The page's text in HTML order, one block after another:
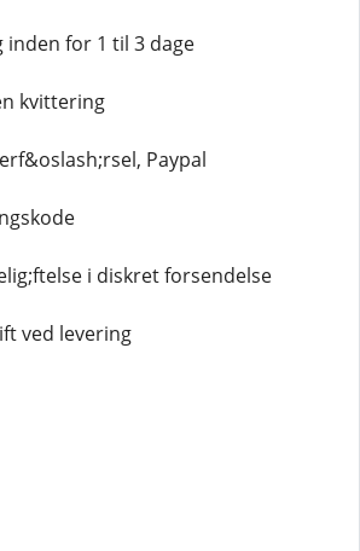
inden for 1 til 3 dage
kvittering
Paypal
i diskret forsendelse
ved levering